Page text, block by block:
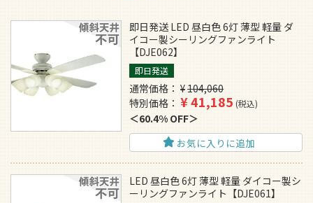
即日発送 LED 昼白色 6灯 薄型 軽量 ダ
イコー製シーリングファンライト
【DJE062】
即日発送
通常価格 ¥104,060
特別価格
¥41,185 税込
60.4% OFF
お気に入りに追加
LED 昼白色 6灯 薄型 軽量 ダイコー製シ
ーリングファンライト【DJE061】